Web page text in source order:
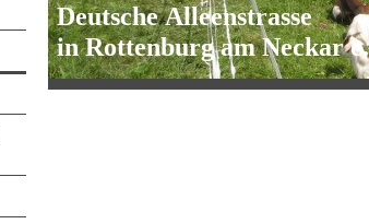
Deutsche Alleenstrasse
in Rottenburg am Neckar